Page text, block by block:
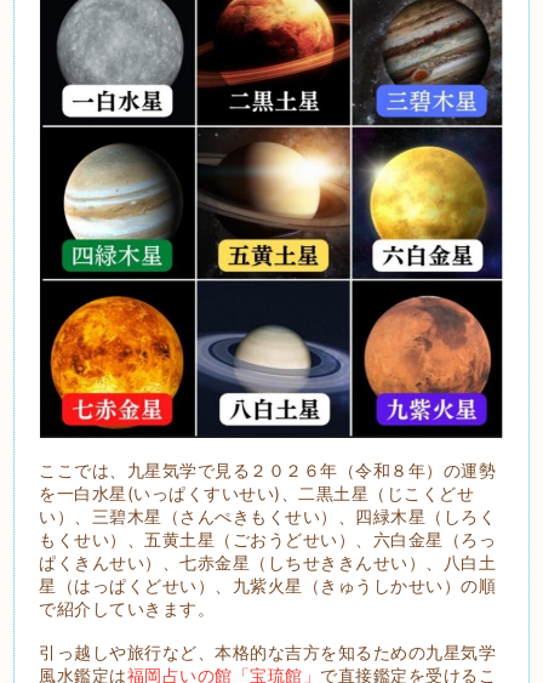
ここでは、九星気学で見る２０２６年（令和８年）の運勢
を一白水星(いっぱくすいせい)、二黒土星（じこくどせ
い）、三碧木星（さんぺきもくせい）、四緑木星（しろく
もくせい）、五黄土星（ごおうどせい）、六白金星（ろっ
ぱくきんせい）、七赤金星（しちせききんせい）、八白土
星（はっぱくどせい）、九紫火星（きゅうしかせい）の順
で紹介していきます。
引っ越しや旅行など、本格的な吉方を知るための九星気学
風水鑑定は福岡占いの館「宝琉館」 で直接鑑定を受けるこ